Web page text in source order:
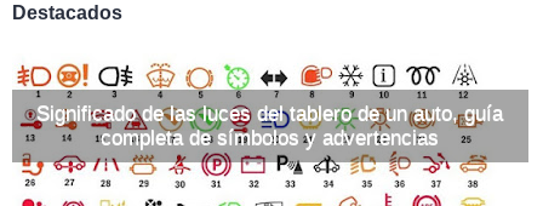
Destacados
Significado de las luces del tablero de un auto, guía
completa de símbolos y advertencias